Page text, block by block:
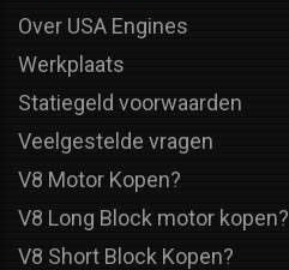
Over USA Engines
Werkplaats
Statiegeld voorwaarden
Veelgestelde vragen
V8 Motor Kopen?
V8 Long Block motor kopen?
V8 Short Block Kopen?